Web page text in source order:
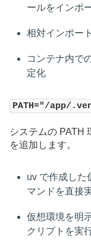
ールをインポ
相対インポー
コンテナ内で
定化
PATH="/app/
システムの PATH
を追加します。
uv で作成した
マンドを直接
仮想環境を明
クリプトを実